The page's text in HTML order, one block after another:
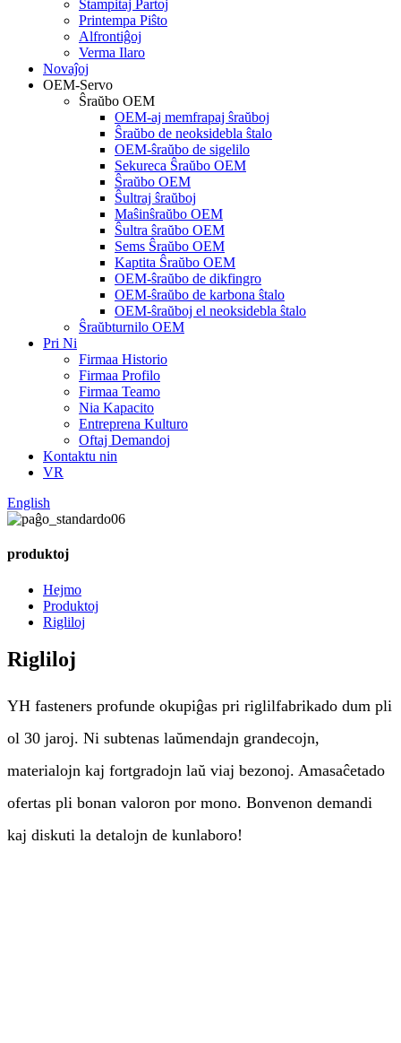
Stampitaj Partoj
Printempa Piŝto
Alfrontiĝoj
Verma Ilaro
Novaĵoj
OEM-Servo
Ŝraŭbo OEM
OEM-aj memfrapaj ŝraŭboj
Ŝraŭbo de neoksidebla ŝtalo
OEM-ŝraŭbo de sigelilo
Sekureca Ŝraŭbo OEM
Ŝraŭbo OEM
Ŝultraj ŝraŭboj
Maŝinŝraŭbo OEM
Ŝultra ŝraŭbo OEM
Sems Ŝraŭbo OEM
Kaptita Ŝraŭbo OEM
OEM-ŝraŭbo de dikfingro
OEM-ŝraŭbo de karbona ŝtalo
OEM-ŝraŭboj el neoksidebla ŝtalo
Ŝraŭbturnilo OEM
Pri Ni
Firmaa Historio
Firmaa Profilo
Firmaa Teamo
Nia Kapacito
Entreprena Kulturo
Oftaj Demandoj
Kontaktu nin
VR
English
produktoj
Hejmo
Produktoj
Rigliloj
Rigliloj
YH fasteners profunde okupiĝas pri riglilfabrikado dum pli
ol 30 jaroj. Ni subtenas laŭmendajn grandecojn,
materialojn kaj fortgradojn laŭ viaj bezonoj. Amasaĉetado
ofertas pli bonan valoron por mono. Bonvenon demandi
kaj diskuti la detalojn de kunlaboro!